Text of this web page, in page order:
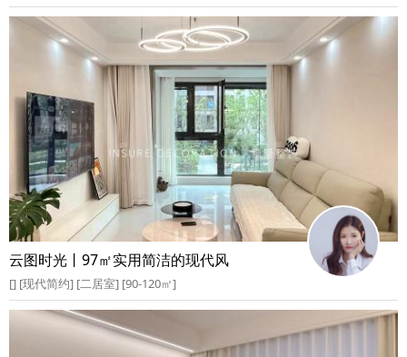
云图时光丨97㎡实用简洁的现代风
[] [现代简约] [二居室] [90-120㎡]